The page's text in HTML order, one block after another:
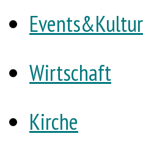
Events&Kultur
Wirtschaft
Kirche